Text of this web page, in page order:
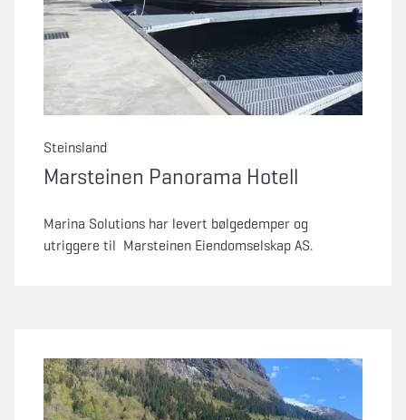
Steinsland
Marsteinen Panorama Hotell
Marina Solutions har levert bølgedemper og
utriggere til Marsteinen Eiendomselskap AS.